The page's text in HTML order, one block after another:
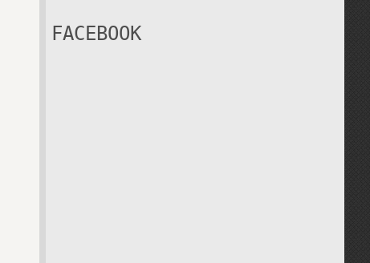
FACEBOOK